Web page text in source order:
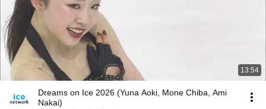
13:54
Dreams on Ice 2026 (Yuna Aoki, Mone Chiba, Ami
Nakai)